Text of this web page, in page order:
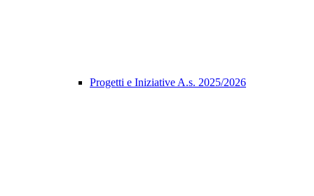
Progetti e Iniziative A.s. 2025/2026